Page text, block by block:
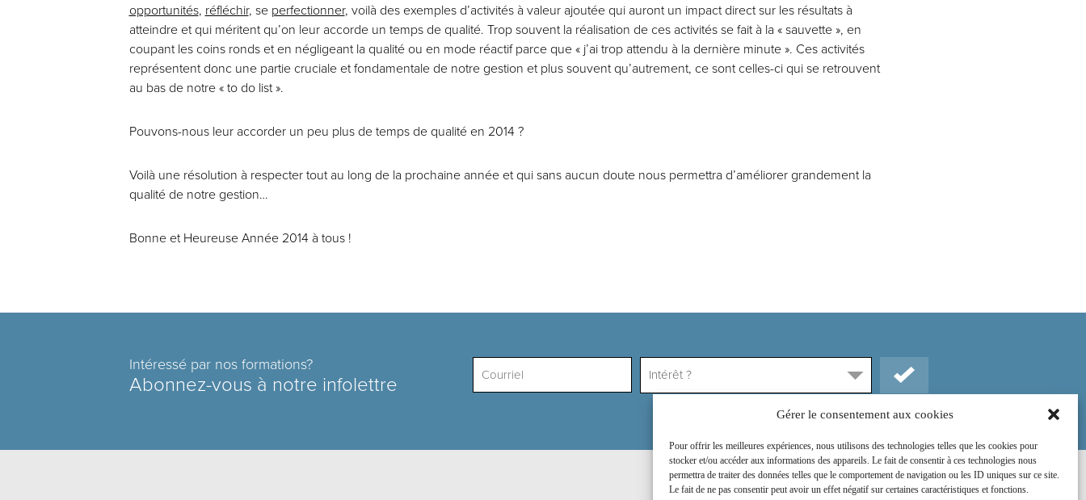
Gérer le consentement aux cookies
Pour offrir les meilleures expériences, nous utilisons des technologies telles que les cookies pour
stocker et/ou accéder aux informations des appareils. Le fait de consentir à ces technologies nous
permettra de traiter des données telles que le comportement de navigation ou les ID uniques sur ce site.
Le fait de ne pas consentir peut avoir un effet négatif sur certaines caractéristiques et fonctions.
opportunités, réfléchir, se perfectionner, voilà des exemples d’activités à valeur ajoutée qui auront un impact direct sur les résultats à
atteindre et qui méritent qu’on leur accorde un temps de qualité. Trop souvent la réalisation de ces activités se fait à la « sauvette », en
coupant les coins ronds et en négligeant la qualité ou en mode réactif parce que « j’ai trop attendu à la dernière minute ». Ces activités
représentent donc une partie cruciale et fondamentale de notre gestion et plus souvent qu’autrement, ce sont celles-ci qui se retrouvent
au bas de notre « to do list ».
Pouvons-nous leur accorder un peu plus de temps de qualité en 2014 ?
Voilà une résolution à respecter tout au long de la prochaine année et qui sans aucun doute nous permettra d’améliorer grandement la
qualité de notre gestion…
Bonne et Heureuse Année 2014 à tous !
Intéressé par nos formations?
Abonnez-vous à notre infolettre Intérêt ?
Rejoignez-nous sur :